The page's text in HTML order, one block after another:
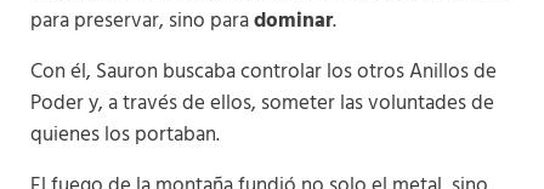
para preservar, sino paradominar.
Con él, Sauron buscaba controlar los otros Anillos de
Poder y, a través de ellos, someter las voluntades de
quienes los portaban.